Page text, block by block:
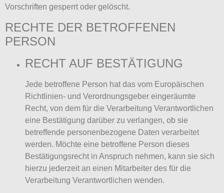
Vorschriften gesperrt oder gelöscht.
RECHTE DER BETROFFENEN
PERSON
RECHT AUF BESTÄTIGUNG
Jede betroffene Person hat das vom Europäischen
Richtlinien- und Verordnungsgeber eingeräumte
Recht, von dem für die Verarbeitung Verantwortlichen
eine Bestätigung darüber zu verlangen, ob sie
betreffende personenbezogene Daten verarbeitet
werden. Möchte eine betroffene Person dieses
Bestätigungsrecht in Anspruch nehmen, kann sie sich
hierzu jederzeit an einen Mitarbeiter des für die
Verarbeitung Verantwortlichen wenden.